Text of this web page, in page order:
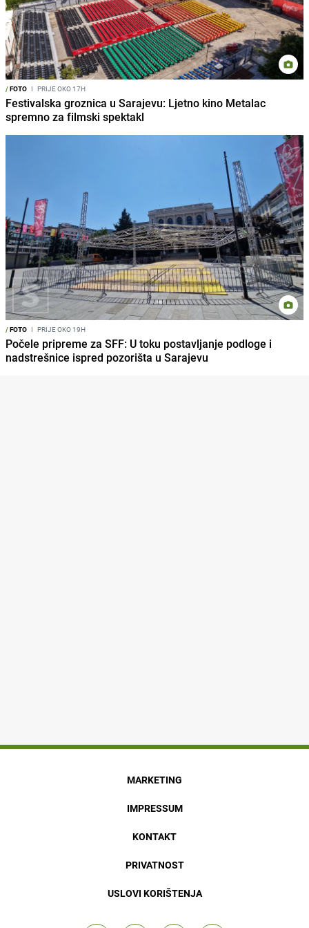
/FOTO I PRIJE OKO 17H
Festivalska groznica u Sarajevu: Ljetno kino Metalac
spremno za filmski spektakl
/FOTO I PRIJE OKO 19H
Počele pripreme za SFF: U toku postavljanje podloge i
nadstrešnice ispred pozorišta u Sarajevu
MARKETING
IMPRESSUM
KONTAKT
PRIVATNOST
USLOVI KORIŠTENJA